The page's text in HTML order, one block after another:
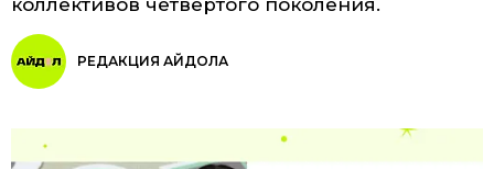
коллективов четвертого поколения.
РЕДАКЦИЯ АЙДОЛА